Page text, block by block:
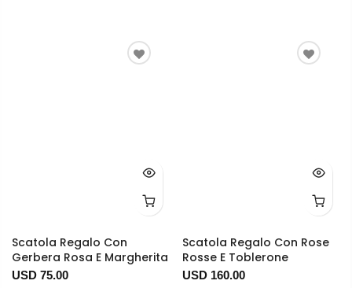
Scatola Regalo Con
Gerbera Rosa E Margherita
USD 75.00
Scatola Regalo Con Rose
Rosse E Toblerone
USD 160.00